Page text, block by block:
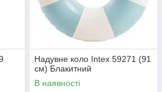
Надувне коло Intex 59271 (91
см) Блакитний
В наявності